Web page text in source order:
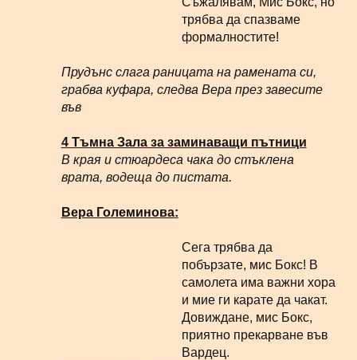
трябва да спазваме
формалностите!
Прудънс слага раницата на рамената си,
грабва куфара, следва Вера през завесите
във
4 Тъмна Зала за заминаващи пътници
В края и стюардеса чака до стъклена
врата, водеща до пистата.
Вера Големинова:
Сега трябва да
побързате, мис Бокс! В
самолета има важни хора
и мие ги карате да чакат.
Довиждане, мис Бокс,
приятно прекарване във
Вардец.